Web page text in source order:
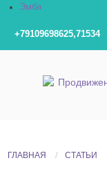
Эмба
+79109698625,71534
ГЛАВНАЯ СТАТЬИ